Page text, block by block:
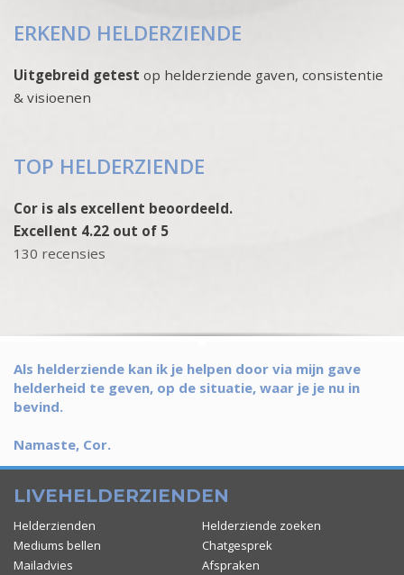
ERKEND HELDERZIENDE
Uitgebreid getest op helderziende gaven, consistentie
& visioenen
TOP HELDERZIENDE
Cor is als excellent beoordeeld.
Excellent 4.22 out of 5
130 recensies
Als helderziende kan ik je helpen door via mijn gave
helderheid te geven, op de situatie, waar je je nu in
bevind.
Namaste, Cor.
LIVEHELDERZIENDEN
Helderzienden
Helderziende zoeken
Mediums bellen
Chatgesprek
Mailadvies
Afspraken